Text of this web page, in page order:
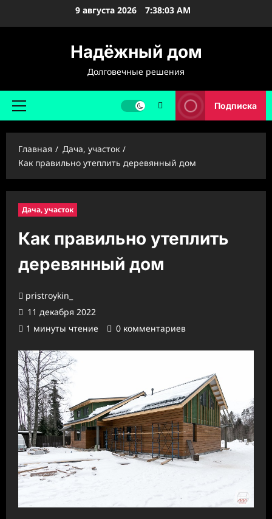
9 августа 2026 7:38:04 AM
Надёжный дом
Долговечные решения
Основное
Подписка
Главная
Дача, участок
Как правильно утеплить деревянный дом
Дача, участок
Как правильно утеплить
деревянный дом
pristroykin_
11 декабря 2022
1 минуты чтение
0 комментариев